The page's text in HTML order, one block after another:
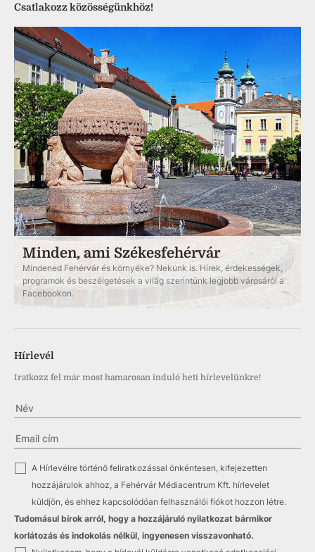
Csatlakozz közösségünkhöz!
Minden, ami Székesfehérvár
Mindened Fehérvár és környéke? Nekünk is. Hírek, érdekességek,
programok és beszélgetések a világ szerintünk legjobb városáról a
Facebookon.
Hírlevél
Iratkozz fel már most hamarosan induló heti hírlevelünkre!
✓
A Hírlevélre történő feliratkozással önkéntesen, kifejezetten
hozzájárulok ahhoz, a Fehérvár Médiacentrum Kft. hírlevelet
küldjön, és ehhez kapcsolódóan felhasználói fiókot hozzon létre.
Tudomásul bírok arról, hogy a hozzájáruló nyilatkozat bármikor
korlátozás és indokolás nélkül, ingyenesen visszavonható.